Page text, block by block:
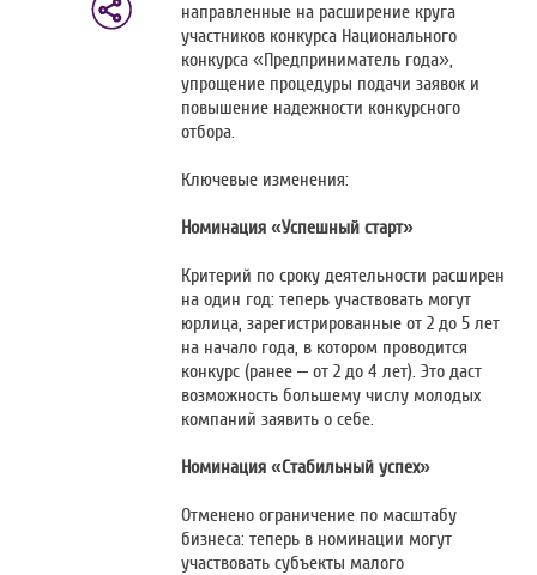
направленные на расширение круга
участников конкурса Национального
конкурса «Предприниматель года»,
упрощение процедуры подачи заявок и
повышение надежности конкурсного
отбора.
Ключевые изменения:
Номинация «Успешный старт»
Критерий по сроку деятельности расширен
на один год: теперь участвовать могут
юрлица, зарегистрированные от 2 до 5 лет
на начало года, в котором проводится
конкурс (ранее – от 2 до 4 лет). Это даст
возможность большему числу молодых
компаний заявить о себе.
Номинация «Стабильный успех»
Отменено ограничение по масштабу
бизнеса: теперь в номинации могут
участвовать субъекты малого